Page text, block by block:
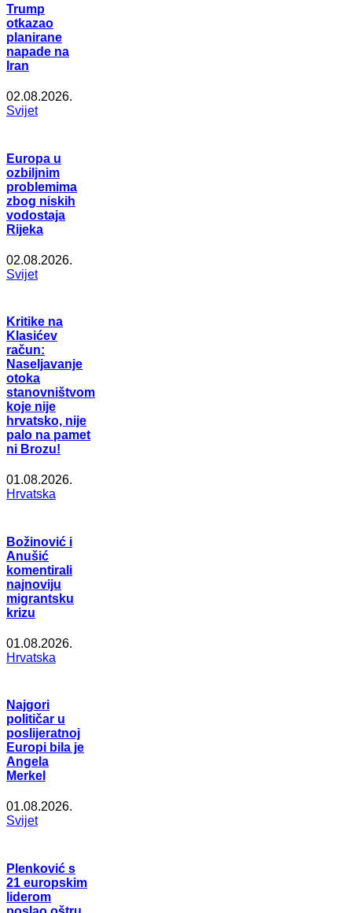
Trump
otkazao
planirane
napade na
Iran
02.08.2026.
Svijet
Europa u
ozbiljnim
problemima
zbog niskih
vodostaja
Rijeka
02.08.2026.
Svijet
Kritike na
Klasićev
račun:
Naseljavanje
otoka
stanovništvom
koje nije
hrvatsko, nije
palo na pamet
ni Brozu!
01.08.2026.
Hrvatska
Božinović i
Anušić
komentirali
najnoviju
migrantsku
krizu
01.08.2026.
Hrvatska
Najgori
političar u
poslijeratnoj
Europi bila je
Angela
Merkel
01.08.2026.
Svijet
Plenković s
21 europskim
liderom